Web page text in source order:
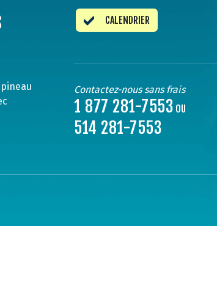
CALENDRIER
Contactez-nous sans frais
1 877 281-7553 OU
514 281-7553